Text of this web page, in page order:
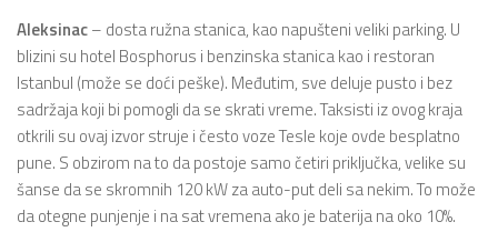
Aleksinac– dosta ružna stanica, kao napušteni veliki parking. U
blizini su hotel Bosphorus i benzinska stanica kao i restoran
Istanbul (može se doći peške). Međutim, sve deluje pusto i bez
sadržaja koji bi pomogli da se skrati vreme. Taksisti iz ovog kraja
otkrili su ovaj izvor struje i često voze Tesle koje ovde besplatno
pune. S obzirom na to da postoje samo četiri priključka, velike su
šanse da se skromnih 120 kW za auto-put deli sa nekim. To može
da otegne punjenje i na sat vremena ako je baterija na oko 10%.